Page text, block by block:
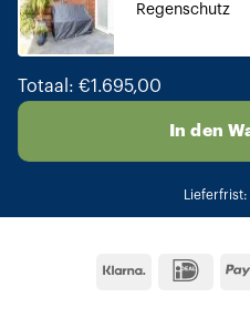
Regenschutz
Totaal: €1.695,00
In den
Lieferfrist:
Klarna IDeal